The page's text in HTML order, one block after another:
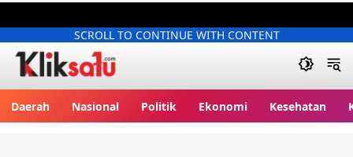
SCROLL TO CONTINUE WITH CONTENT
Daerah Nasional Politik Ekonomi Kesehatan